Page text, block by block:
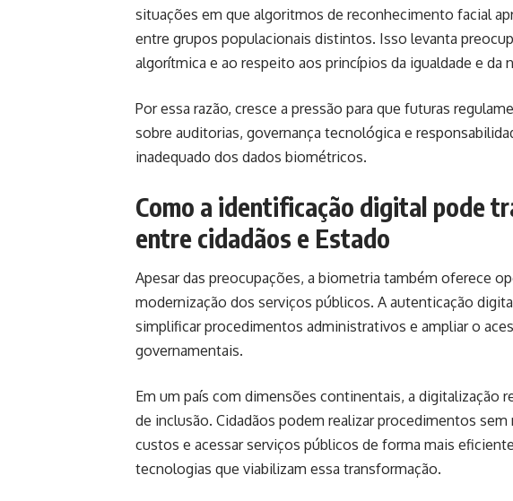
situações em que algoritmos de reconhecimento facial
entre grupos populacionais distintos. Isso levanta
algorítmica e ao respeito aos princípios da igualdade e da
Por essa razão, cresce a pressão para que futuras
sobre auditorias, governança tecnológica e
inadequado dos dados biométricos.
Como a identificação digital pode
entre cidadãos e Estado
Apesar das preocupações, a biometria também oferece
modernização dos serviços públicos. A autenticação
simplificar procedimentos administrativos e ampliar o
governamentais.
Em um país com dimensões continentais, a digitalização
de inclusão. Cidadãos podem realizar procedimentos
custos e acessar serviços públicos de forma mais
tecnologias que viabilizam essa transformação.